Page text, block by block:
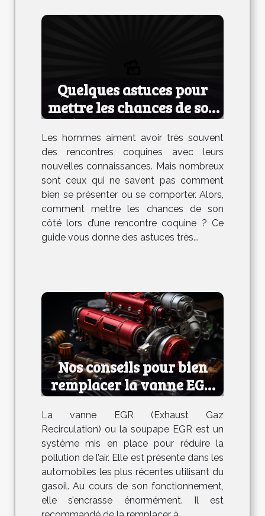
Quelques astuces pour
mettre les chances de son
côté lors d’une rencontre
coquine
Les hommes aiment avoir très souvent
des rencontres coquines avec leurs
nouvelles connaissances. Mais nombreux
sont ceux qui ne savent pas comment
bien se présenter ou se comporter. Alors,
comment mettre les chances de son
côté lors d’une rencontre coquine ? Ce
guide vous donne des astuces très...
Nos conseils pour bien
remplacer la vanne EGR
de votre voiture
La vanne EGR (Exhaust Gaz
Recirculation) ou la soupape EGR est un
système mis en place pour réduire la
pollution de l’air. Elle est présente dans les
automobiles les plus récentes utilisant du
gasoil. Au cours de son fonctionnement,
elle s’encrasse énormément. Il est